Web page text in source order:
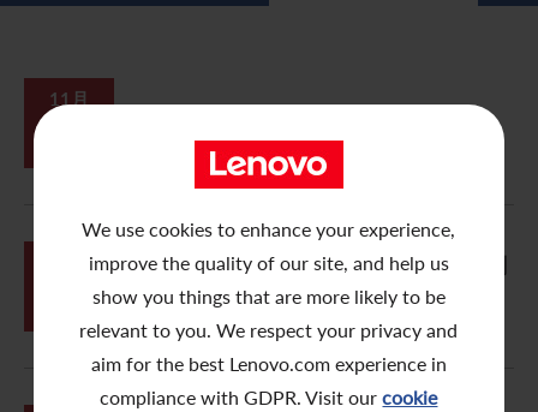
We use cookies to enhance your experience,
improve the quality of our site, and help us
show you things that are more likely to be
relevant to you. We respect your privacy and
aim for the best Lenovo.com experience in
compliance with GDPR. Visit ourcookie
股息資料
致非登記股東函件
股份購回報告 (於二零零八年七月四日或之前)
公告 (補發已遺失的股份證明書)
附屬公司董事名單
聯合國可持續發展目標
11月
20
20
致非登記證券持有人 – 於本公司網站刊
發二零一三/二零一四年中期報告的通
知